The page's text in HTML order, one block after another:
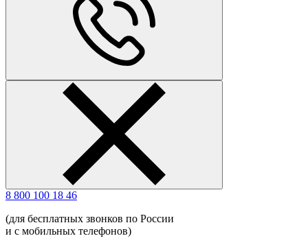
8 800 100 18 46
(для бесплатных звонков по России
и с мобильных телефонов)